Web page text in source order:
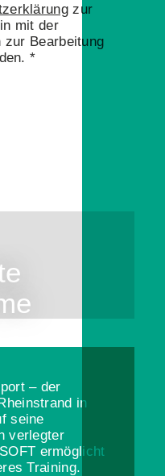
zur
mit der
zur Bearbeitung
*
– der
in
seine
verlegter
ermöglicht
Training.